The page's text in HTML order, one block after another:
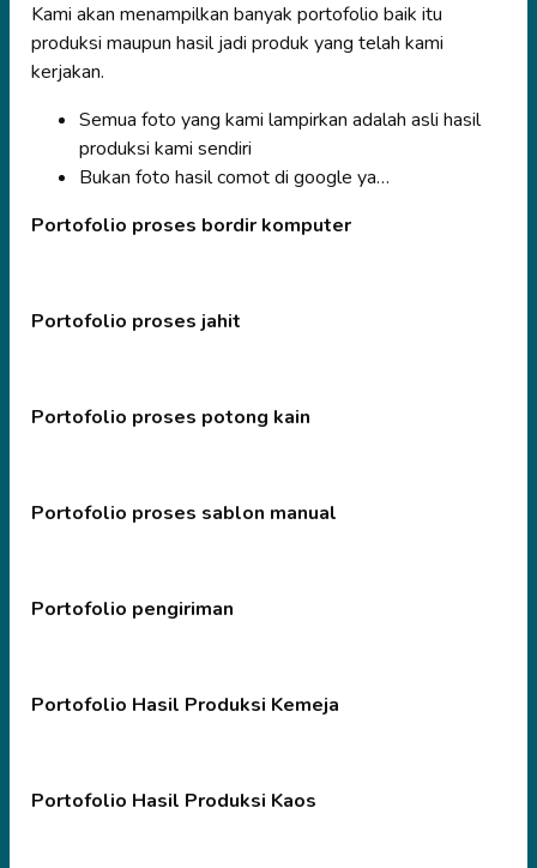
Kami akan menampilkan banyak portofolio baik itu
produksi maupun hasil jadi produk yang telah kami
kerjakan.
Semua foto yang kami lampirkan adalah asli hasil
produksi kami sendiri
Bukan foto hasil comot di google ya…
Portofolio proses bordir komputer
Portofolio proses jahit
Portofolio proses potong kain
Portofolio proses sablon manual
Portofolio pengiriman
Portofolio Hasil Produksi Kemeja
Portofolio Hasil Produksi Kaos